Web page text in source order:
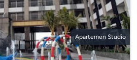
Apartemen Studio